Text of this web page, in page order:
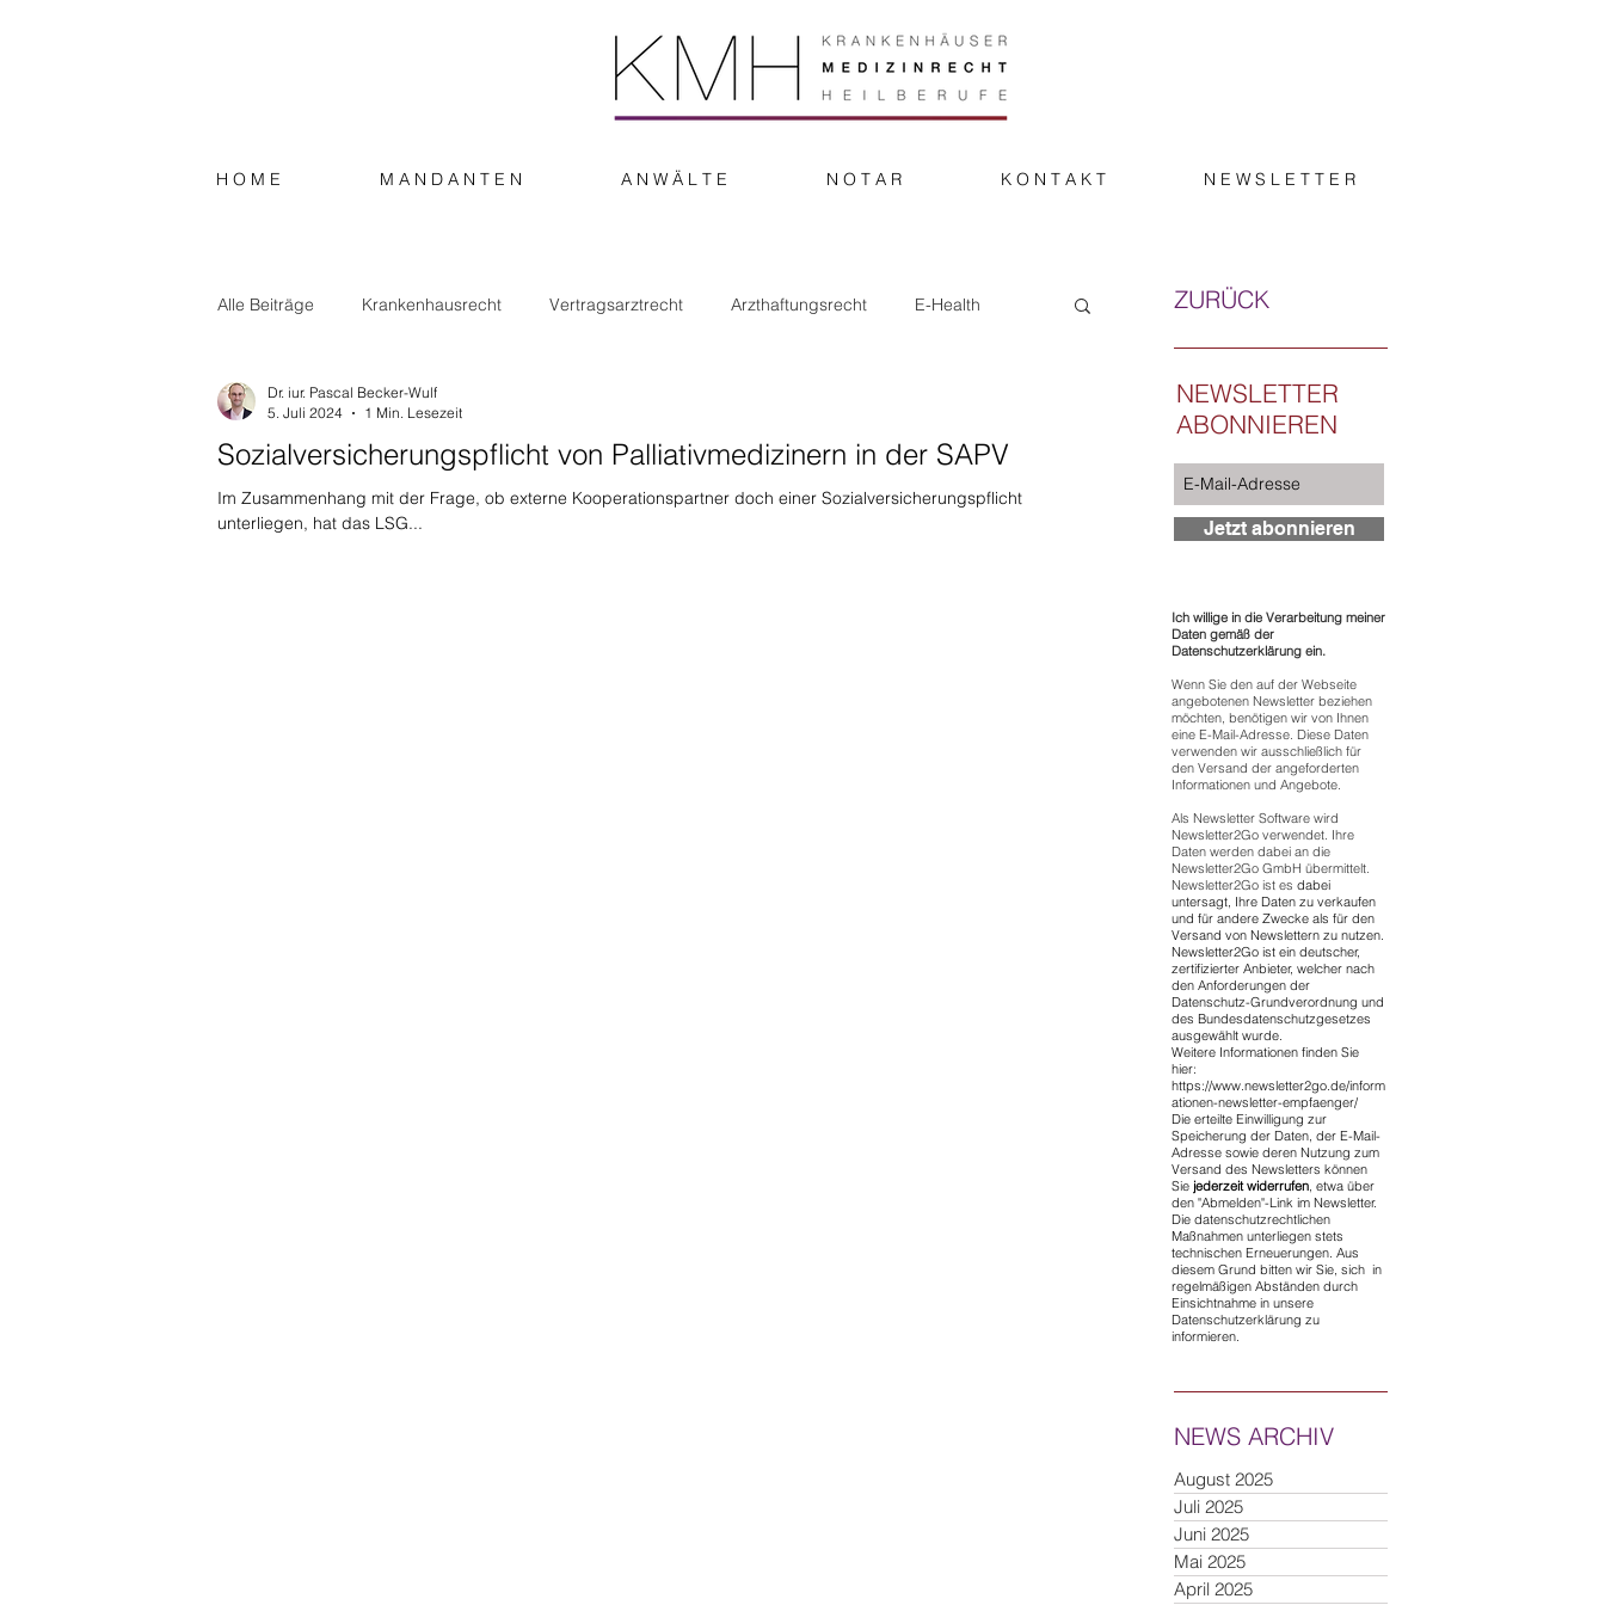
H O M E M A N D A N T E N A N W Ä L T E N O T A R K O N T A K T N E W S L E T T E R
Alle Beiträge Krankenhausrecht Vertragsarztrecht Arzthaftungsrecht E-Health
Strafrecht Steuerrecht
Sozialversicherungspflicht von Palliativmedizinern in der SAPV
Im Zusammenhang mit der Frage, ob externe Kooperationspartner doch einer Sozialversicherungspflicht
unterliegen, hat das LSG...
Dr. iur. Pascal Becker-Wulf
5. Juli 2024
1 Min. Lesezeit
ZURÜCK
NEWSLETTER
ABONNIEREN
Jetzt abonnieren
Ich willige in die Verarbeitung meiner
Daten gemäß der
Datenschutzerklärung ein.
Wenn Sie den auf der Webseite
angebotenen Newsletter beziehen
möchten, benötigen wir von Ihnen
eine E-Mail-Adresse. Diese Daten
verwenden wir ausschließlich für
den Versand der angeforderten
Informationen und Angebote.
Als Newsletter Software wird
Newsletter2Go verwendet. Ihre
Daten werden dabei an die
Newsletter2Go GmbH übermittelt.
Newsletter2Go ist es dabei
untersagt, Ihre Daten zu verkaufen
und für andere Zwecke als für den
Versand von Newslettern zu nutzen.
Newsletter2Go ist ein deutscher,
zertifizierter Anbieter, welcher nach
den Anforderungen der
Datenschutz-Grundverordnung und
des Bundesdatenschutzgesetzes
ausgewählt wurde.
Weitere Informationen finden Sie
hier:
https://www.newsletter2go.de/inform
ationen-newsletter-empfaenger/
Die erteilte Einwilligung zur
Speicherung der Daten, der E-Mail-
Adresse sowie deren Nutzung zum
Versand des Newsletters können
Sie jederzeit widerrufen, etwa über
den "Abmelden"-Link im Newsletter.
Die datenschutzrechtlichen
Maßnahmen unterliegen stets
technischen Erneuerungen. Aus
diesem Grund bitten wir Sie, sich in
regelmäßigen Abständen durch
Einsichtnahme in unsere
Datenschutzerklärung zu
informieren.
NEWS ARCHIV
August 2025
Juli 2025
Juni 2025
Mai 2025
April 2025